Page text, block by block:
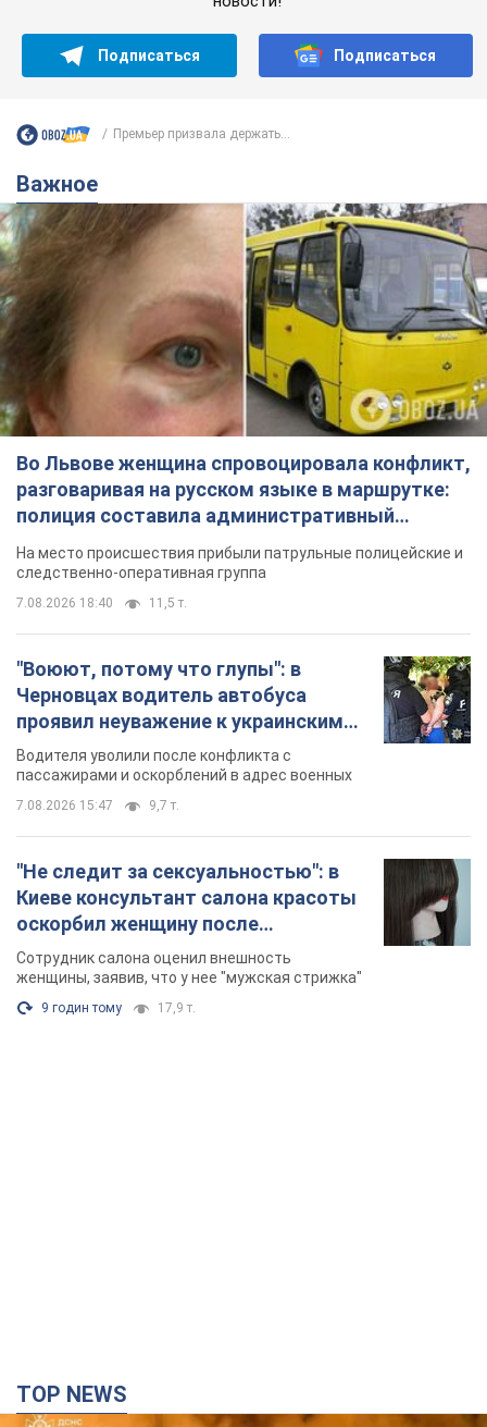
Подписаться Подписаться
Премьер призвала держать...
Важное
Во Львове женщина спровоцировала конфликт,
разговаривая на русском языке в маршрутке:
полиция составила административный
протокол. Видео
На место происшествия прибыли патрульные полицейские и
следственно-оперативная группа
7.08.2026 18:40 11,5 т.
"Воюют, потому что глупы": в
Черновцах водитель автобуса
проявил неуважение к украинским
военным и поплатился за это.
Видео
Водителя уволили после конфликта с
пассажирами и оскорблений в адрес военных
7.08.2026 15:47 9,7 т.
"Не следит за сексуальностью": в
Киеве консультант салона красоты
оскорбил женщину после
химиотерапии, разгорелся скандал.
Фото
Сотрудник салона оценил внешность
женщины, заявив, что у нее "мужская стрижка"
9 годин тому 17,9 т.
TOP NEWS